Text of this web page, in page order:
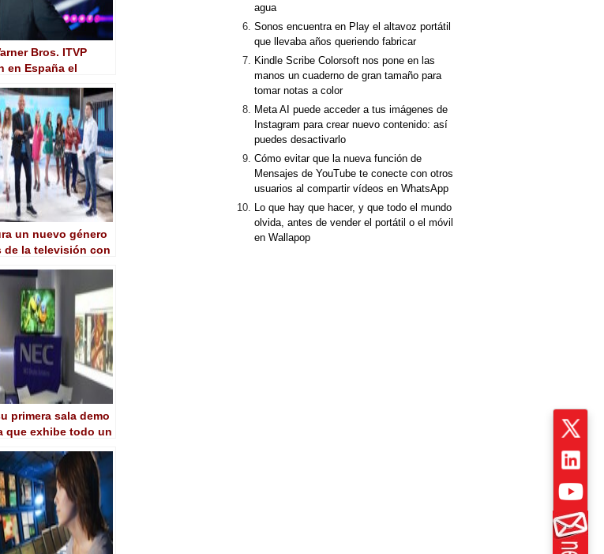
Bros. ITVP
en España el
un nuevo género
de la televisión con
primera sala demo
que exhibe todo un
agua
Sonos encuentra en Play el altavoz portátil
que llevaba años queriendo fabricar
Kindle Scribe Colorsoft nos pone en las
manos un cuaderno de gran tamaño para
tomar notas a color
Meta AI puede acceder a tus imágenes de
Instagram para crear nuevo contenido: así
puedes desactivarlo
Cómo evitar que la nueva función de
Mensajes de YouTube te conecte con otros
usuarios al compartir vídeos en WhatsApp
Lo que hay que hacer, y que todo el mundo
olvida, antes de vender el portátil o el móvil
en Wallapop